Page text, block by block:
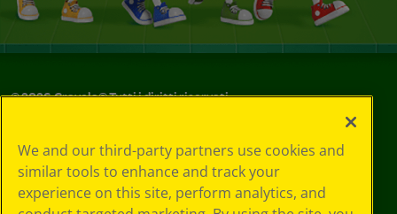
©2026Crayola® Tutti i diritti riservati.
in materia di
privacy
Informativa sulla
We and our third-party partners use cookies and
similar tools to enhance and track your
experience on this site, perform analytics, and